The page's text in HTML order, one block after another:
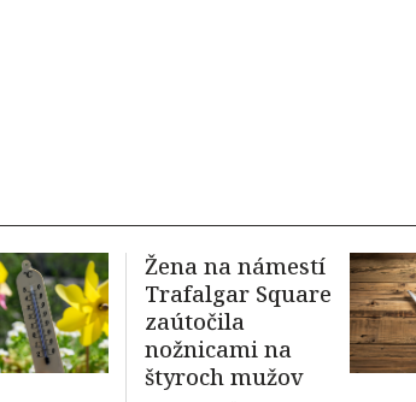
Žena na námestí
Trafalgar Square
zaútočila
nožnicami na
štyroch mužov